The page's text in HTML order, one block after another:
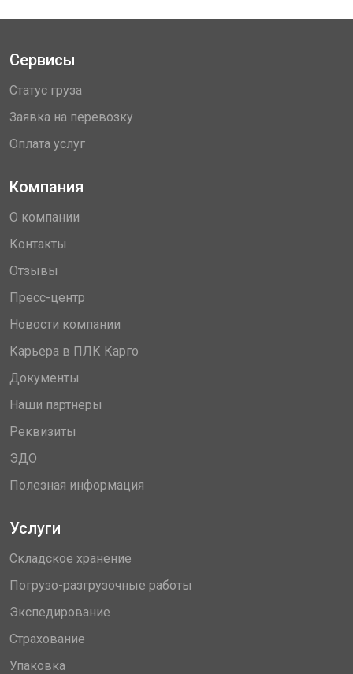
Сервисы
Статус груза
Заявка на перевозку
Оплата услуг
Компания
О компании
Контакты
Отзывы
Пресс-центр
Новости компании
Карьера в ПЛК Карго
Документы
Наши партнеры
Реквизиты
ЭДО
Полезная информация
Услуги
Складское хранение
Погрузо-разгрузочные работы
Экспедирование
Страхование
Упаковка